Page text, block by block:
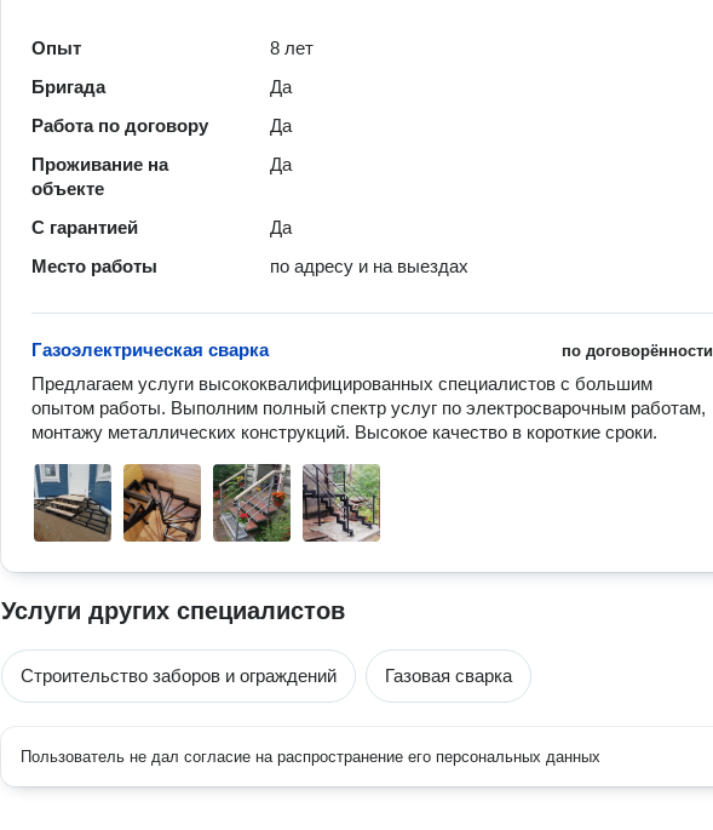
Опыт
8 лет
Бригада
Да
Работа по договору
Да
Проживание на
объекте
Да
С гарантией
Да
Место работы
по адресу и на выездах
по договорённости
Газоэлектрическая сварка
Предлагаем услуги высококвалифицированных специалистов с большим
опытом работы. Выполним полный спектр услуг по электросварочным работам,
монтажу металлических конструкций. Высокое качество в короткие сроки.
Услуги других специалистов
Строительство заборов и ограждений Газовая сварка
Пользователь не дал согласие на распространение его персональных данных